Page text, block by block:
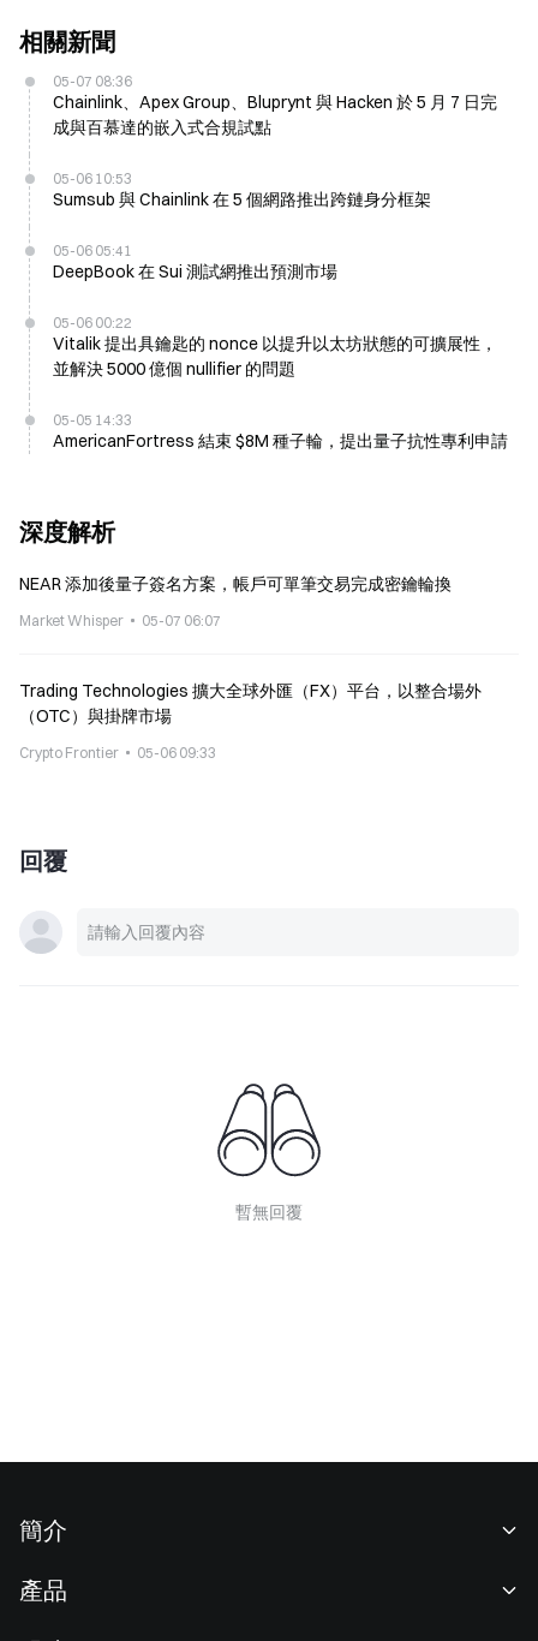
相關新聞
05-07 08:36
Chainlink、Apex Group、Bluprynt 與 Hacken 於 5 月 7 日完
成與百慕達的嵌入式合規試點
05-06 10:53
Sumsub 與 Chainlink 在 5 個網路推出跨鏈身分框架
05-06 05:41
DeepBook 在 Sui 測試網推出預測市場
05-06 00:22
Vitalik 提出具鑰匙的 nonce 以提升以太坊狀態的可擴展性，
並解決 5000 億個 nullifier 的問題
05-05 14:33
AmericanFortress 結束 $8M 種子輪，提出量子抗性專利申請
深度解析
NEAR 添加後量子簽名方案，帳戶可單筆交易完成密鑰輪換
Market Whisper 05-07 06:07
Trading Technologies 擴大全球外匯（FX）平台，以整合場外
（OTC）與掛牌市場
Crypto Frontier 05-06 09:33
回覆
暫無回覆
簡介
產品